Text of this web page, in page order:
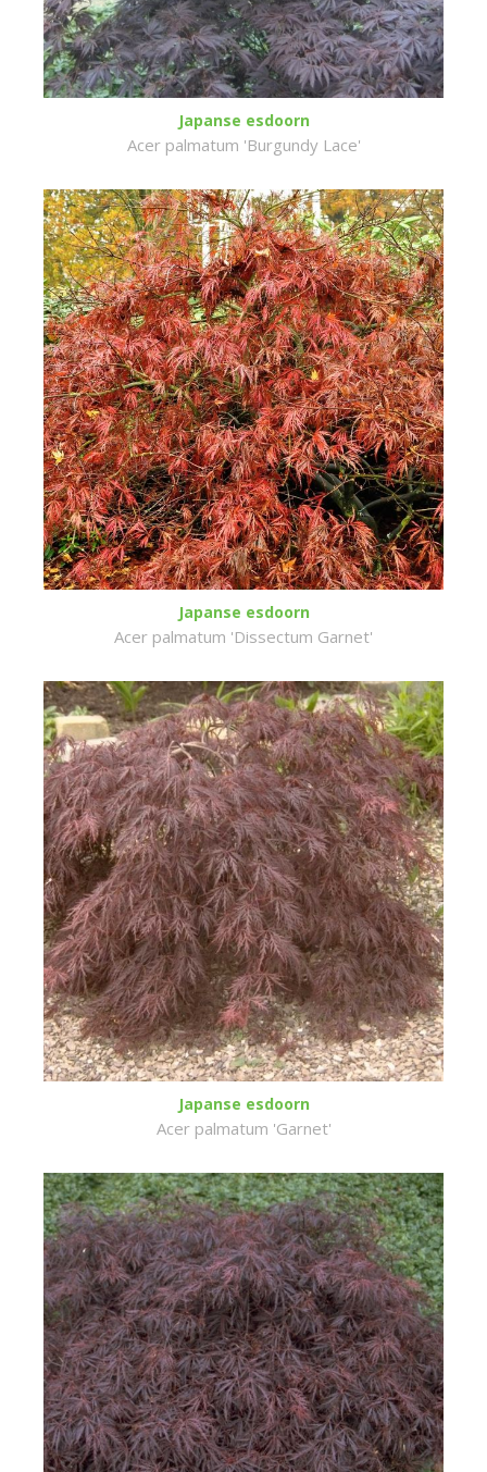
Japanse esdoorn
Acer palmatum 'Burgundy Lace'
Japanse esdoorn
Acer palmatum 'Dissectum Garnet'
Japanse esdoorn
Acer palmatum 'Garnet'